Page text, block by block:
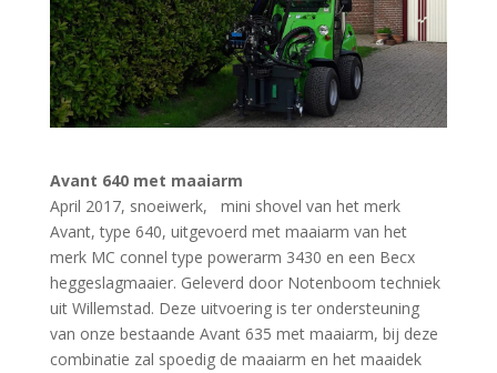
Avant 640 met maaiarm
April 2017, snoeiwerk, mini shovel van het merk
Avant, type 640, uitgevoerd met maaiarm van het
merk MC connel type powerarm 3430 en een Becx
heggeslagmaaier. Geleverd door Notenboom techniek
uit Willemstad. Deze uitvoering is ter ondersteuning
van onze bestaande Avant 635 met maaiarm, bij deze
combinatie zal spoedig de maaiarm en het maaidek